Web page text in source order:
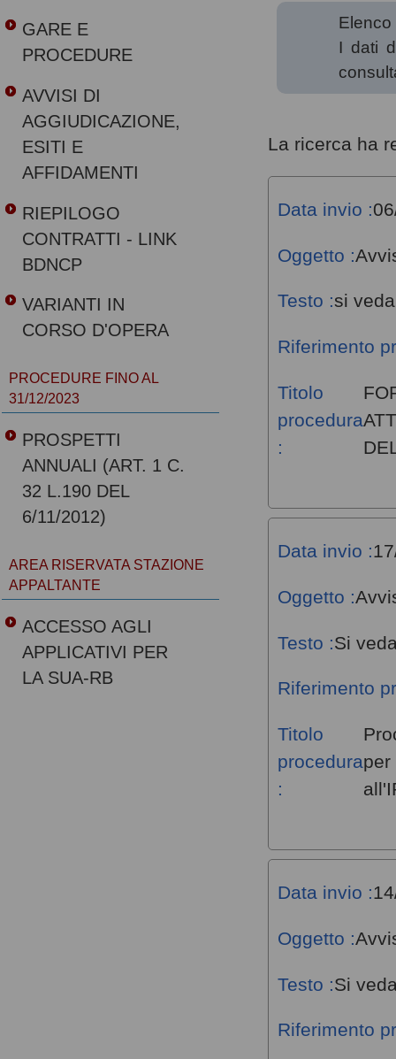
Elenco
I dati
La ricerca ha
Data invio :
Oggetto :
Testo :si
Riferimento
Titolo
procedura
:
Data invio :
Oggetto :
Testo :Si
Riferimento
Titolo
procedura
:
per
Data invio :
Oggetto :
Testo :Si
Riferimento
GARE E
PROCEDURE
AVVISI DI
AGGIUDICAZIONE,
ESITI E
AFFIDAMENTI
RIEPILOGO
CONTRATTI - LINK
BDNCP
VARIANTI IN
CORSO D'OPERA
PROCEDURE FINO AL
31/12/2023
PROSPETTI
ANNUALI (ART. 1 C.
32 L.190 DEL
6/11/2012)
AREA RISERVATA STAZIONE
APPALTANTE
ACCESSO AGLI
APPLICATIVI PER
LA SUA-RB